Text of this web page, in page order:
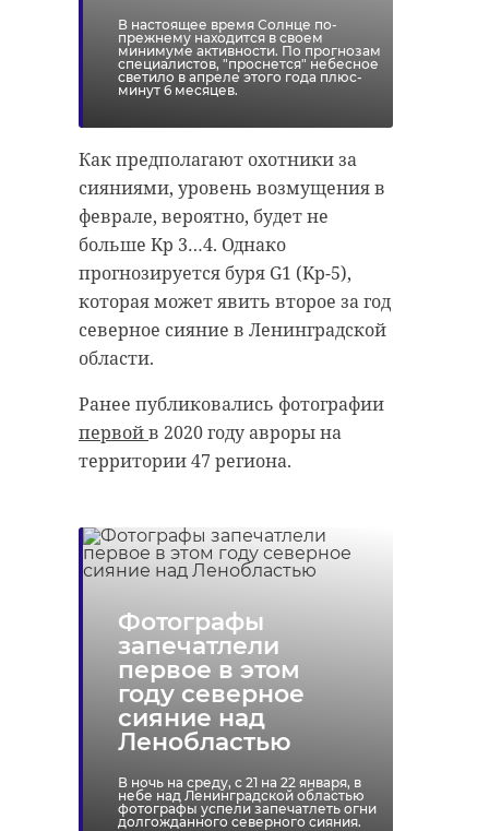
В настоящее время Солнце по-
прежнему находится в своем
минимуме активности. По прогнозам
специалистов, "проснется" небесное
светило в апреле этого года плюс-
минут 6 месяцев.
Как предполагают охотники за
сияниями, уровень возмущения в
феврале, вероятно, будет не
больше Kp 3…4. Однако
прогнозируется буря G1 (Kp-5),
которая может явить второе за год
северное сияние в Ленинградской
области.
Ранее публиковались фотографии
первойв 2020 году авроры на
территории 47 региона.
Фотографы
запечатлели
первое в этом
году северное
сияние над
Ленобластью
В ночь на среду, с 21 на 22 января, в
небе над Ленинградской областью
фотографы успели запечатлеть огни
долгожданного северного сияния.
РЕКОМЕНДУЕМ
Хирург из
Петербурга
восстанавливает
старинную финск
дворце
завершили